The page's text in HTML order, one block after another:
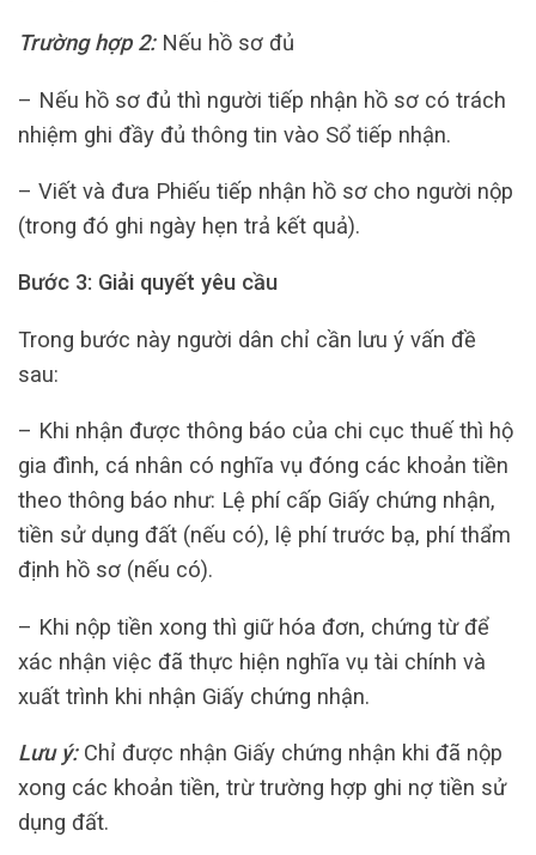
Trường hợp 2:Nếu hồ sơ đủ
– Nếu hồ sơ đủ thì người tiếp nhận hồ sơ có trách
nhiệm ghi đầy đủ thông tin vào Sổ tiếp nhận.
– Viết và đưa Phiếu tiếp nhận hồ sơ cho người nộp
(trong đó ghi ngày hẹn trả kết quả).
Bước 3: Giải quyết yêu cầu
Trong bước này người dân chỉ cần lưu ý vấn đề
sau:
– Khi nhận được thông báo của chi cục thuế thì hộ
gia đình, cá nhân có nghĩa vụ đóng các khoản tiền
theo thông báo như: Lệ phí cấp Giấy chứng nhận,
tiền sử dụng đất (nếu có), lệ phí trước bạ, phí thẩm
định hồ sơ (nếu có).
– Khi nộp tiền xong thì giữ hóa đơn, chứng từ để
xác nhận việc đã thực hiện nghĩa vụ tài chính và
xuất trình khi nhận Giấy chứng nhận.
Lưu ý:Chỉ được nhận Giấy chứng nhận khi đã nộp
xong các khoản tiền, trừ trường hợp ghi nợ tiền sử
dụng đất.